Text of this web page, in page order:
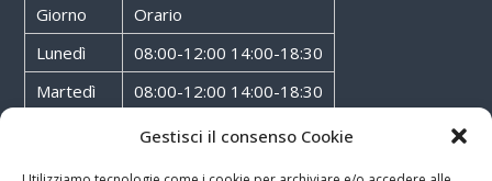
Gestisci il consenso Cookie
Giorno
Orario
Lunedì
08:00-12:00 14:00-18:30
Martedì
08:00-12:00 14:00-18:30
08:00-12:00 14:00-18:30
Giovedì
08:00-12:00 14:00-18:30